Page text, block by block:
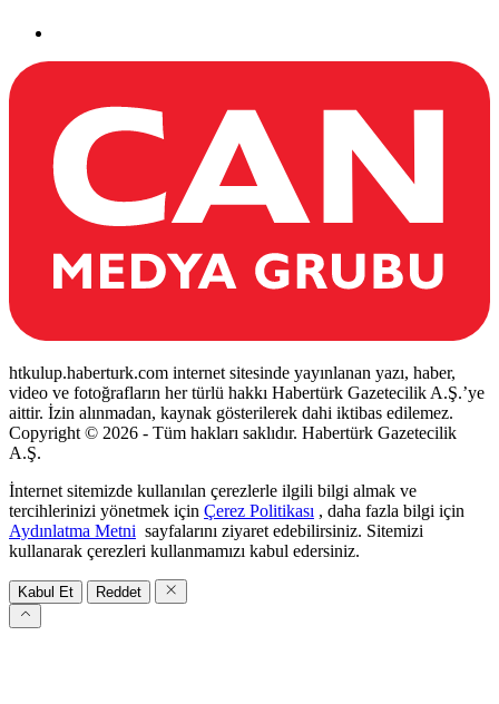
htkulup.haberturk.com internet sitesinde yayınlanan yazı, haber,
video ve fotoğrafların her türlü hakkı Habertürk Gazetecilik A.Ş.’ye
aittir. İzin alınmadan, kaynak gösterilerek dahi iktibas edilemez.
Copyright © 2026 - Tüm hakları saklıdır. Habertürk Gazetecilik
A.Ş.
İnternet sitemizde kullanılan çerezlerle ilgili bilgi almak ve
tercihlerinizi yönetmek için Çerez Politikası , daha fazla bilgi için
Aydınlatma Metni sayfalarını ziyaret edebilirsiniz. Sitemizi
kullanarak çerezleri kullanmamızı kabul edersiniz.
Kabul Et Reddet